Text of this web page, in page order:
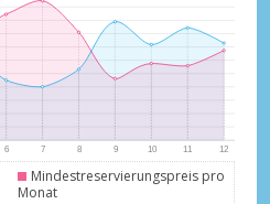
Mindestreservierungspreis pro
Monat